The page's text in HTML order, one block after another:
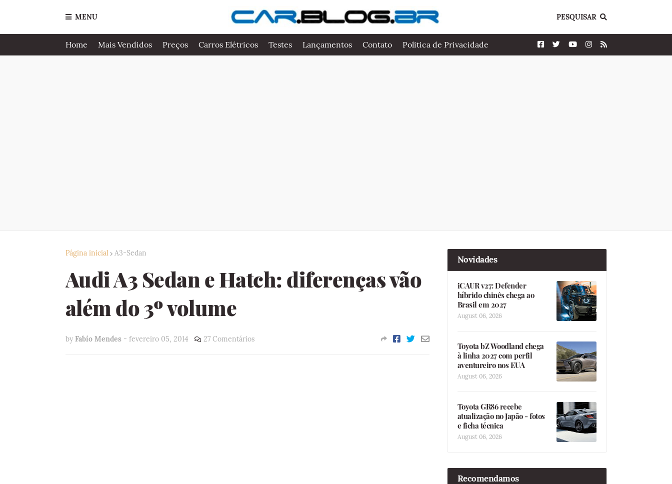
MENU PESQUISAR
Home Mais Vendidos Preços Carros Elétricos Testes Lançamentos Contato Politica de Privacidade
Página inicial A3-Sedan
Audi A3 Sedan e Hatch: diferenças vão
além do 3º volume
by Fabio Mendes - fevereiro 05, 2014 27 Comentários
Novidades
iCAUR v27: Defender
híbrido chinês chega ao
Brasil em 2027
August 06, 2026
Toyota bZ Woodland chega
à linha 2027 com perfil
aventureiro nos EUA
August 06, 2026
Toyota GR86 recebe
atualização no Japão - fotos
e ficha técnica
August 06, 2026
Recomendamos